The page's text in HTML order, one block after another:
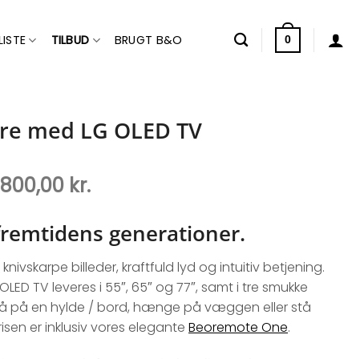
TILBUD BRUGT B&O 0
med LG OLED TV
kr.Prisinterval:
til
157.800,00 kr.
generationer.
billeder, kraftfuld lyd og intuitiv betjening.
TV leveres i 55″, 65″ og 77″, samt i tre smukke
på en hylde / bord, hænge på væggen eller stå
er inklusiv vores elegante Beoremote One.